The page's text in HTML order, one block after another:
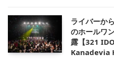
ライバーか
のホールワ
露【321
Kanadevia